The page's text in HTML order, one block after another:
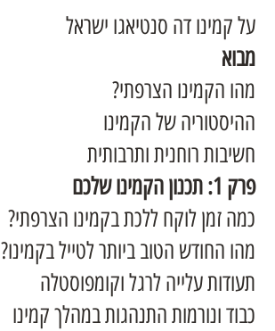
על קמינו דה סנטיאגו ישראל
מבוא
מהו הקמינו הצרפתי?
ההיסטוריה של הקמינו
חשיבות רוחנית ותרבותית
פרק 1: תכנון הקמינו שלכם
כמה זמן לוקח ללכת בקמינו הצרפתי?
מהו החודש הטוב ביותר לטייל בקמינו?
תעודות עלייה לרגל וקומפוסטלה
כבוד ונורמות התנהגות במהלך קמינו